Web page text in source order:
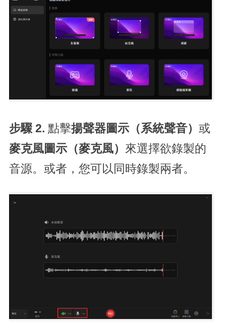
步驟 2. 點擊揚聲器圖示（系統聲音） 或
麥克風圖示（麥克風） 來選擇欲錄製的
音源。或者，您可以同時錄製兩者。